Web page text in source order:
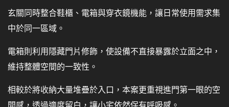
玄關同時整合鞋櫃、電箱與穿衣鏡機能，讓日常使用需求集
中於同一區域。
電箱則利用隱藏門片修飾，使設備不直接暴露於立面之中，
維持整體空間的一致性。
相較於將收納大量堆疊於入口，本案更重視進門第一眼的空